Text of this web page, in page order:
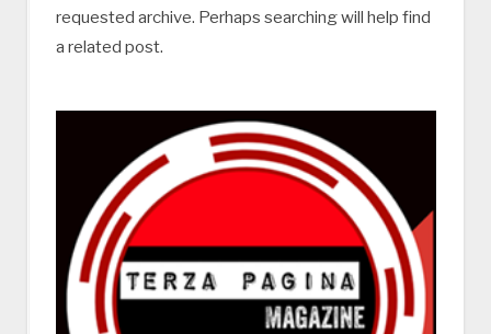
requested archive. Perhaps searching will help find
a related post.